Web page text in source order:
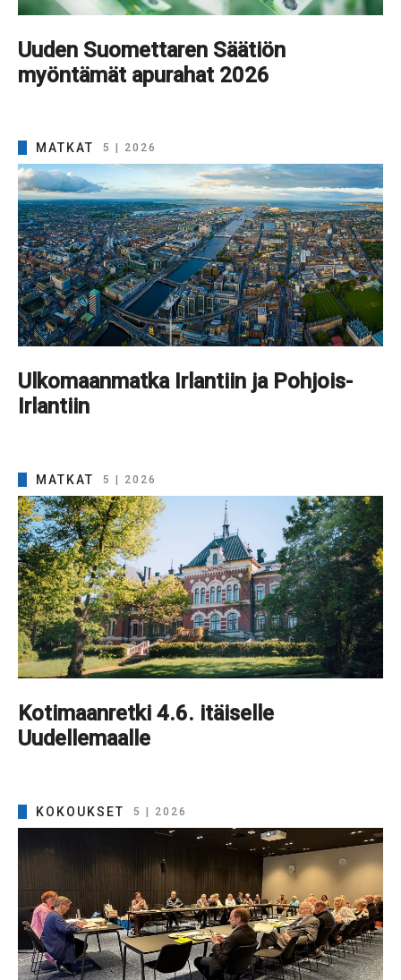
Uuden Suomettaren Säätiön
myöntämät apurahat 2026
MATKAT 5 | 2026
Ulkomaanmatka Irlantiin ja Pohjois-
Irlantiin
MATKAT 5 | 2026
Kotimaanretki 4.6. itäiselle
Uudellemaalle
KOKOUKSET 5 | 2026